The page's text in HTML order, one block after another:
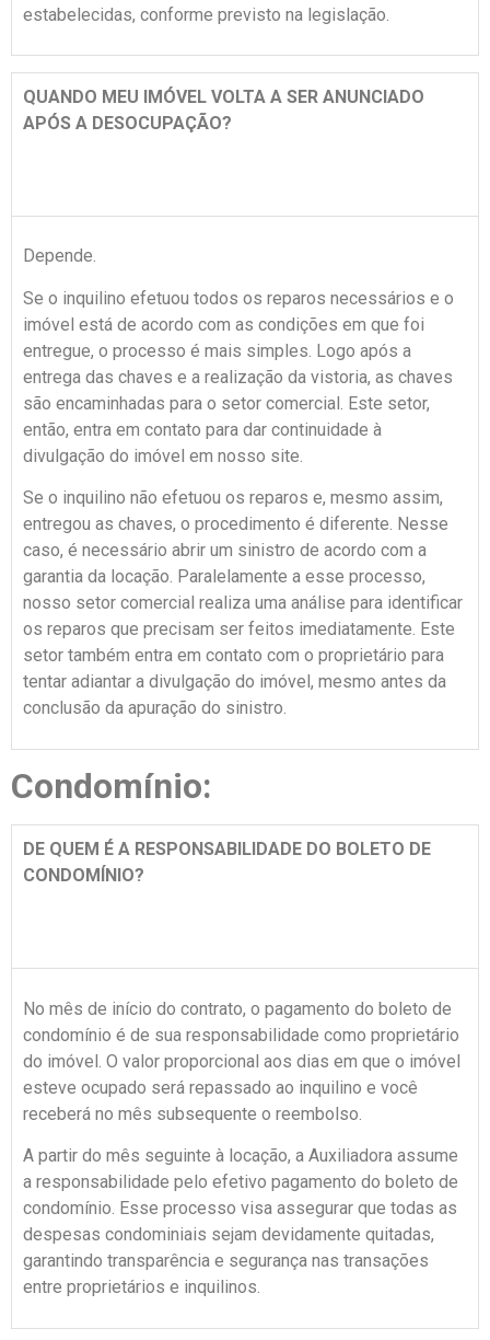
estabelecidas, conforme previsto na legislação.
QUANDO MEU IMÓVEL VOLTA A SER ANUNCIADO
APÓS A DESOCUPAÇÃO?
Depende.
Se o inquilino efetuou todos os reparos necessários e o
imóvel está de acordo com as condições em que foi
entregue, o processo é mais simples. Logo após a
entrega das chaves e a realização da vistoria, as chaves
são encaminhadas para o setor comercial. Este setor,
então, entra em contato para dar continuidade à
divulgação do imóvel em nosso site.
Se o inquilino não efetuou os reparos e, mesmo assim,
entregou as chaves, o procedimento é diferente. Nesse
caso, é necessário abrir um sinistro de acordo com a
garantia da locação. Paralelamente a esse processo,
nosso setor comercial realiza uma análise para identificar
os reparos que precisam ser feitos imediatamente. Este
setor também entra em contato com o proprietário para
tentar adiantar a divulgação do imóvel, mesmo antes da
conclusão da apuração do sinistro.
Condomínio:
DE QUEM É A RESPONSABILIDADE DO BOLETO DE
CONDOMÍNIO?
No mês de início do contrato, o pagamento do boleto de
condomínio é de sua responsabilidade como proprietário
do imóvel. O valor proporcional aos dias em que o imóvel
esteve ocupado será repassado ao inquilino e você
receberá no mês subsequente o reembolso.
A partir do mês seguinte à locação, a Auxiliadora assume
a responsabilidade pelo efetivo pagamento do boleto de
condomínio. Esse processo visa assegurar que todas as
despesas condominiais sejam devidamente quitadas,
garantindo transparência e segurança nas transações
entre proprietários e inquilinos.